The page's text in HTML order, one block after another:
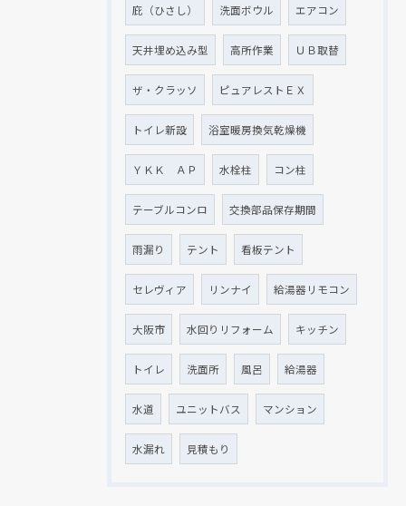
庇（ひさし） 洗面ボウル エアコン
天井埋め込み型 高所作業 ＵＢ取替
ザ・クラッソ ピュアレストＥＸ
トイレ新設 浴室暖房換気乾燥機
ＹＫＫ ＡＰ 水栓柱 コン柱
テーブルコンロ 交換部品保存期間
雨漏り テント 看板テント
セレヴィア リンナイ 給湯器リモコン
大阪市 水回りリフォーム キッチン
トイレ 洗面所 風呂 給湯器
水道 ユニットバス マンション
水漏れ 見積もり